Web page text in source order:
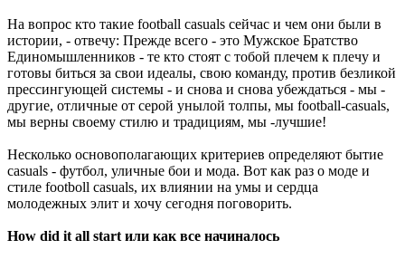
На вопрос кто такие football casuals сейчас и чем они были в
истории, - отвечу: Прежде всего - это Мужское Братство
Единомышленников - те кто стоят с тобой плечем к плечу и
готовы биться за свои идеалы, свою команду, против безликой
прессингующей системы - и снова и снова убеждаться - мы -
другие, отличные от серой унылой толпы, мы football-casuals,
мы верны своему стилю и традициям, мы -лучшие!
Несколько основополагающих критериев определяют бытие
casuals - футбол, уличные бои и мода. Вот как раз о моде и
стиле footboll casuals, их влиянии на умы и сердца
молодежных элит и хочу сегодня поговорить.
How did it all start или как все начиналось